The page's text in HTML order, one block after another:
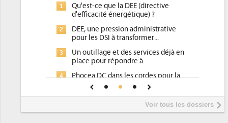
1
Qu'est-ce que la DEE (directive
d'efficacité énergétique) ?
2
DEE, une pression administrative
pour les DSI à transformer...
3
Un outillage et des services déjà en
place pour répondre à...
4
Phocea DC dans les cordes pour la
Interview de Fabrice Coquio,
président de Digital Realty...Voir tous les dossiers